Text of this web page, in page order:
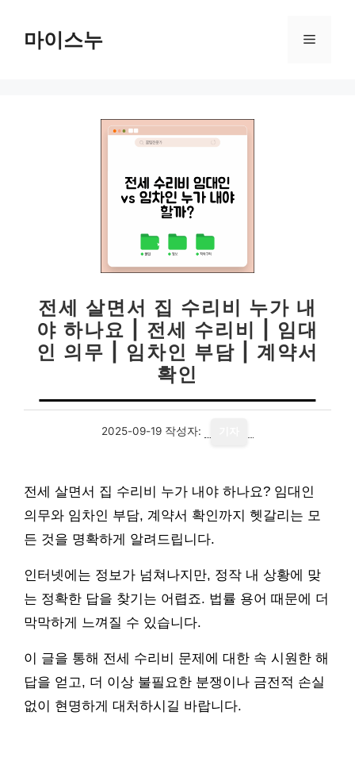
마이스누 메
전세 살면서 집 수리비 누가 내
야 하나요 | 전세 수리비 | 임대
인 의무 | 임차인 부담 | 계약서
확인
2025-09-19 작성자:
전세 살면서 집 수리비 누가 내야 하나요? 임대인
의무와 임차인 부담, 계약서 확인까지 헷갈리는 모
든 것을 명확하게 알려드립니다.
인터넷에는 정보가 넘쳐나지만, 정작 내 상황에 맞
는 정확한 답을 찾기는 어렵죠. 법률 용어 때문에 더
막막하게 느껴질 수 있습니다.
이 글을 통해 전세 수리비 문제에 대한 속 시원한 해
답을 얻고, 더 이상 불필요한 분쟁이나 금전적 손실
없이 현명하게 대처하시길 바랍니다.